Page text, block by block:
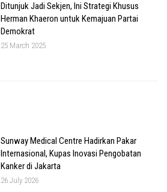
Ditunjuk Jadi Sekjen, Ini Strategi Khusus
Herman Khaeron untuk Kemajuan Partai
Demokrat
25 March 2025
Sunway Medical Centre Hadirkan Pakar
Internasional, Kupas Inovasi Pengobatan
Kanker di Jakarta
26 July 2026